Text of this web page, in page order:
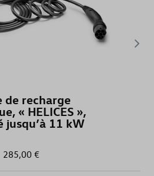
de recharge
« HELICES »,
jusqu’à 11 kW
285,00 €